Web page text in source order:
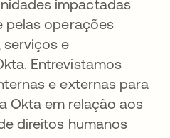
impactadas
pelas operações
e
Entrevistamos
e externas para
Okta em relação aos
direitos humanos